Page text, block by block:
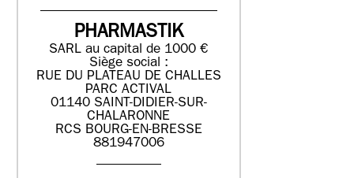
PHARMASTIK
SARL au capital de 1000 €
Siège social :
RUE DU PLATEAU DE CHALLES
PARC ACTIVAL
01140 SAINT-DIDIER-SUR-
CHALARONNE
RCS BOURG-EN-BRESSE
881947006